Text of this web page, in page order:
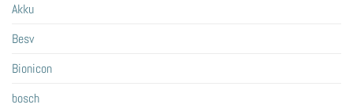
Akku
Besv
Bionicon
bosch